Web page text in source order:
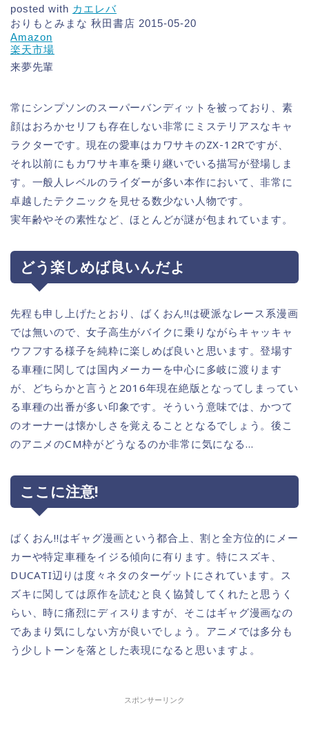
posted with カエレバ
おりもとみまな 秋田書店 2015-05-20
Amazon
楽天市場
来夢先輩
常にシンプソンのスーパーバンディットを被っており、素
顔はおろかセリフも存在しない非常にミステリアスなキャ
ラクターです。現在の愛車はカワサキのZX-12Rですが、
それ以前にもカワサキ車を乗り継いでいる描写が登場しま
す。一般人レベルのライダーが多い本作において、非常に
卓越したテクニックを見せる数少ない人物です。
実年齢やその素性など、ほとんどが謎が包まれています。
どう楽しめば良いんだよ
先程も申し上げたとおり、ばくおん!!は硬派なレース系漫画
では無いので、女子高生がバイクに乗りながらキャッキャ
ウフフする様子を純粋に楽しめば良いと思います。登場す
る車種に関しては国内メーカーを中心に多岐に渡ります
が、どちらかと言うと2016年現在絶版となってしまってい
る車種の出番が多い印象です。そういう意味では、かつて
のオーナーは懐かしさを覚えることとなるでしょう。後こ
のアニメのCM枠がどうなるのか非常に気になる…
ここに注意!
ばくおん!!はギャグ漫画という都合上、割と全方位的にメー
カーや特定車種をイジる傾向に有ります。特にスズキ、
DUCATI辺りは度々ネタのターゲットにされています。ス
ズキに関しては原作を読むと良く協賛してくれたと思うく
らい、時に痛烈にディスりますが、そこはギャグ漫画なの
であまり気にしない方が良いでしょう。アニメでは多分も
う少しトーンを落とした表現になると思いますよ。
スポンサーリンク